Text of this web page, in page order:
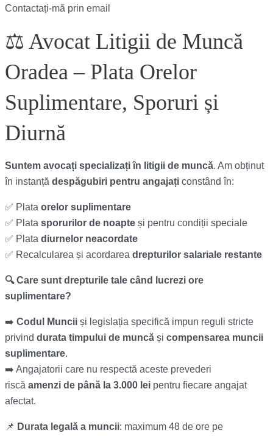
Contactați-mă prin email
⚖️ Avocat Litigii de Muncă
Oradea – Plata Orelor
Suplimentare, Sporuri și
Diurnă
Suntem avocați specializați în litigii de muncă. Am obținut
în instanță despăgubiri pentru angajați constând în:
✅ Plata orelor suplimentare
✅ Plata sporurilor de noapte și pentru condiții speciale
✅ Plata diurnelor neacordate
✅ Recalcularea și acordarea drepturilor salariale restante
🔍 Care sunt drepturile tale când lucrezi ore
suplimentare?
➡️ Codul Muncii și legislația specifică impun reguli stricte
privind durata timpului de muncă și compensarea muncii
suplimentare.
➡️ Angajatorii care nu respectă aceste prevederi
riscă amenzi de până la 3.000 lei pentru fiecare angajat
afectat.
📌 Durata legală a muncii: maximum 48 de ore pe